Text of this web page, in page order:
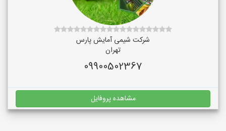
شرکت شیمی آمایش پارس
تهران
09900502367
مشاهده پروفایل